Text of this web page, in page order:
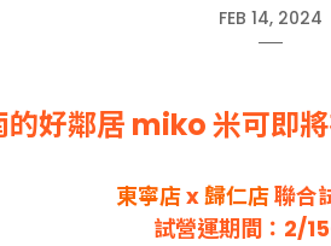
FEB 14, 2024
的好鄰居 miko 米可即
東寧店x歸仁店聯合
試營運期間：2/